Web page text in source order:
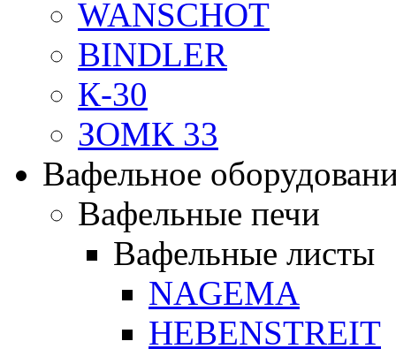
WANSCHOT
BINDLER
К-30
ЗОМК 33
Вафельное
Вафельные печи
Вафельные листы
NAGEMA
HEBENSTREIT